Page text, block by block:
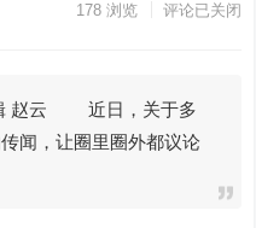
178浏览 评论已关闭
赵云 近日，关于多
闻，让圈里圈外都议论